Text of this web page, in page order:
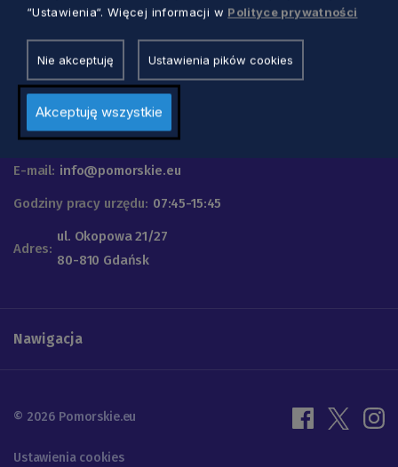
Urząd Marszałkowski
Województwa Pomorskiego
Telefon +48 58 32 68 555
E-mail: info@pomorskie.eu
Godziny pracy urzędu: 07:45-15:45
Adres:
ul. Okopowa 21/27
80-810 Gdańsk
Nawigacja
© 2026 Pomorskie.eu
Ustawienia cookies
“Ustawienia“. Więcej informacji w Polityce prywatności
Nie akceptuję Ustawienia pików cookies
Akceptuję wszystkie